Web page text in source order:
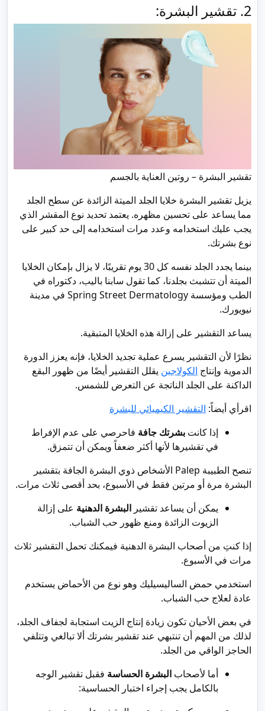
2. تقشير البشرة:
تقشير البشرة – روتين العناية بالجسم
يزيل تقشير البشرة خلايا الجلد الميتة الزائدة عن سطح الجلد
مما يساعد على تحسين مظهره. يعتمد تحديد نوع المقشر الذي
يجب عليك استخدامه وعدد مرات استخدامه إلى حد كبير على
نوع بشرتك.
بينما يجدد الجلد نفسه كل 30 يوم تقريبًا، لا يزال بإمكان الخلايا
الميتة أن تتشبث بجلدنا، كما تقول سابنا باليب، دكتوراه في
الطب ومؤسسة Spring Street Dermatology في مدينة
نيويورك.
يساعد التقشير على إزالة هذه الخلايا المتبقية.
نظرًا لأن التقشير يسرع عملية تجديد الخلايا، فإنه يعزز الدورة
الدموية وإنتاج الكولاجين يقلل التقشير أيضًا من ظهور البقع
الداكنة على الجلد الناتجة عن التعرض للشمس.
اقرأي أيضاً: التقشير الكيميائي للبشرة
إذا كانت بشرتك جافة فاحرصي على عدم الإفراط
في تقشيرها لأنها أكثر ضعفاً ويمكن أن تتمزق.
تنصح الطبيبة Palep الأشخاص ذوي البشرة الجافة بتقشير
البشرة مرة أو مرتين فقط في الأسبوع، بحد أقصى ثلاث مرات.
يمكن أن يساعد تقشير البشرة الدهنية على إزالة
الزيوت الزائدة ومنع ظهور حب الشباب.
إذا كنتِ من أصحاب البشرة الدهنية فيمكنك تحمل التقشير ثلاث
مرات في الأسبوع.
استخدمي حمض الساليسيليك وهو نوع من الأحماض يستخدم
عادة لعلاج حب الشباب.
في بعض الأحيان تكون زيادة إنتاج الزيت استجابة لجفاف الجلد،
لذلك من المهم أن تنتبهي عند تقشير بشرتك ألا تبالغي وتتلفي
الحاجز الواقي من الجلد.
أما لأصحاب البشرة الحساسة فقبل تقشير الوجه
بالكامل يجب إجراء اختبار الحساسية: